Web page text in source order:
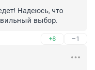
Надеюсь, что
выбор.
+8 –1